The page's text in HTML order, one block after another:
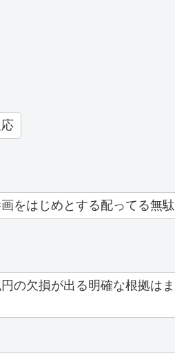
をはじめとする配ってる無
円の欠損が出る明確な根拠は